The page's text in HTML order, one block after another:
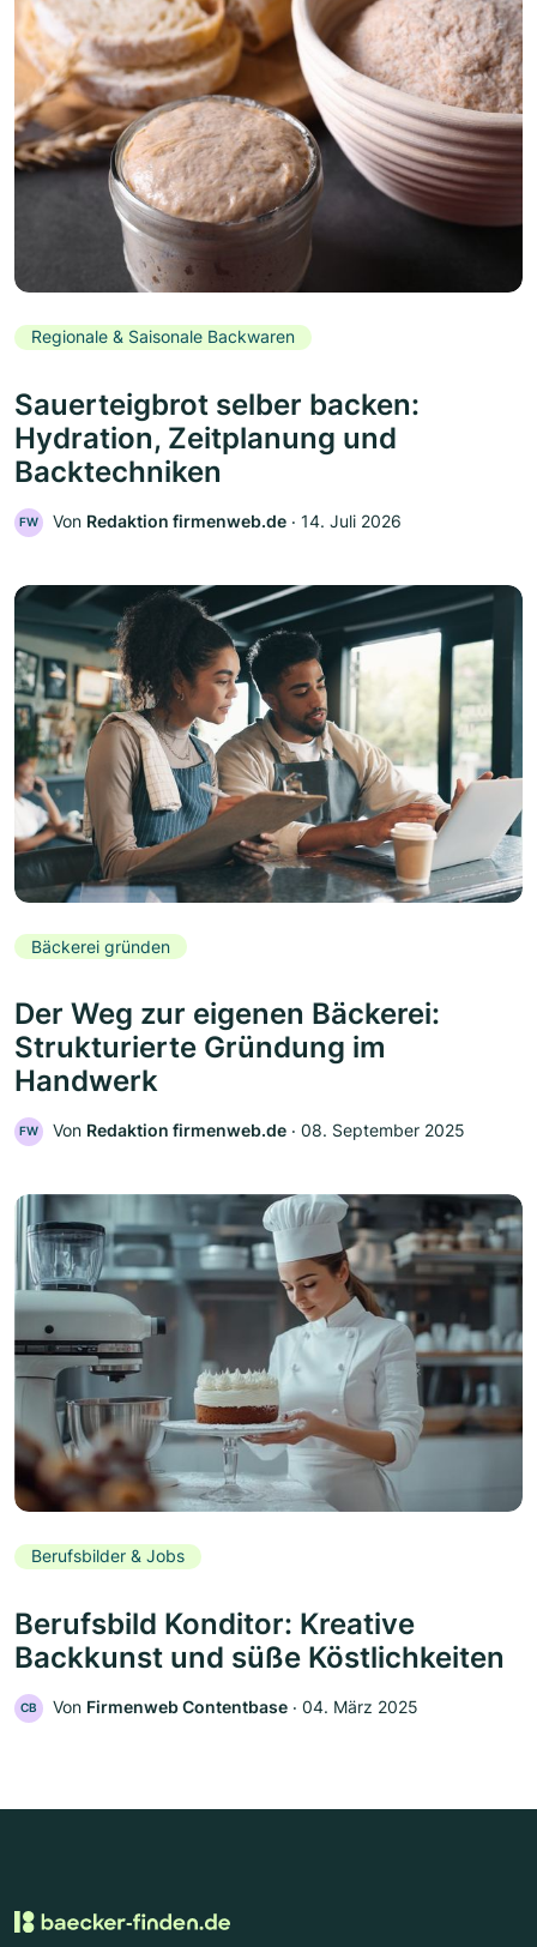
Regionale & Saisonale Backwaren
Sauerteigbrot selber backen:
Hydration, Zeitplanung und
Backtechniken
FW Von Redaktion firmenweb.de ‧ 14. Juli 2026
Bäckerei gründen
Der Weg zur eigenen Bäckerei:
Strukturierte Gründung im
Handwerk
FW Von Redaktion firmenweb.de ‧ 08. September 2025
Berufsbilder & Jobs
Berufsbild Konditor: Kreative
Backkunst und süße Köstlichkeiten
CB Von Firmenweb Contentbase ‧ 04. März 2025